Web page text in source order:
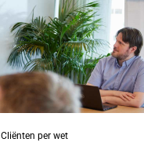
Cliënten per wet